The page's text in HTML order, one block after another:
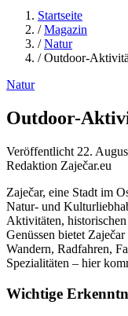
Startseite
/ Magazin
/ Natur
/ Outdoor-
Natur
Outdoor-
Veröffentlicht 22.
Redaktion Zaječar.eu
Zaječar, eine Stadt im
Natur- und
Aktivitäten,
Genüssen bietet
Wandern, Radfahren,
Spezialitäten – hier
Wichtige